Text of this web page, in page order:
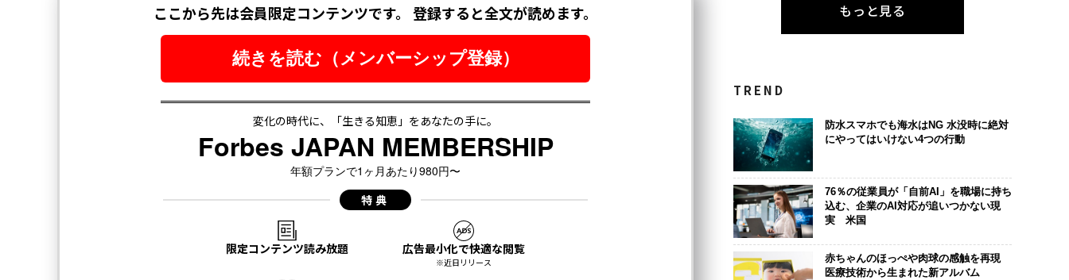
もっと見る
TREND
防水スマホでも海水はNG 水没時に絶対
にやってはいけない4つの行動
76％の従業員が「自前AI」を職場に持ち
込む、企業のAI対応が追いつかない現
実 米国
赤ちゃんのほっぺや肉球の感触を再現
医療技術から生まれた新アルバム